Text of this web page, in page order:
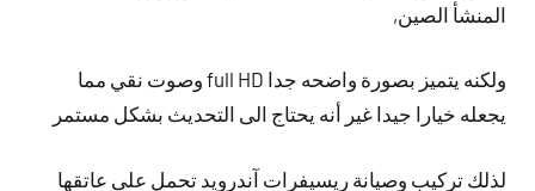
المنشأ الصين,
ولكنه يتميز بصورة واضحه جدا full HD وصوت نقي مما
يجعله خيارا جيدا غير أنه يحتاج الى التحديث بشكل مستمر
لذلك تركيب وصيانة ريسيفرات آندرويد تحمل على عاتقها